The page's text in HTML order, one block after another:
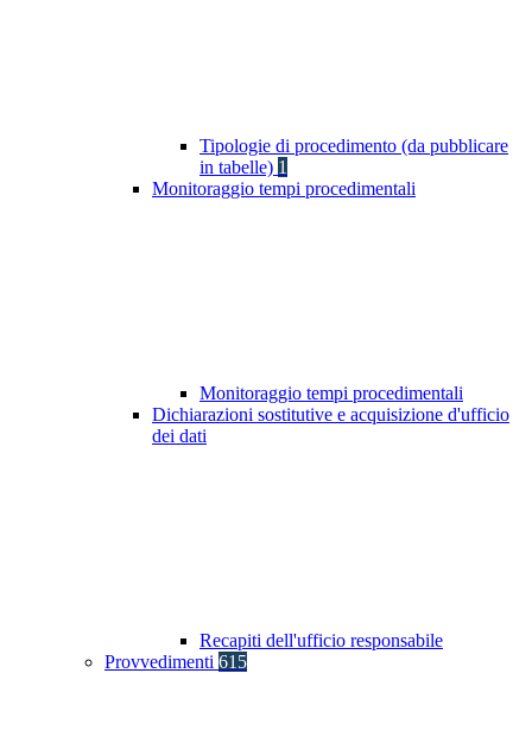
Tipologie di procedimento (da pubblicare
in tabelle) 1
Monitoraggio tempi procedimentali
Monitoraggio tempi procedimentali
Dichiarazioni sostitutive e acquisizione d'ufficio
dei dati
Recapiti dell'ufficio responsabile
Provvedimenti 615